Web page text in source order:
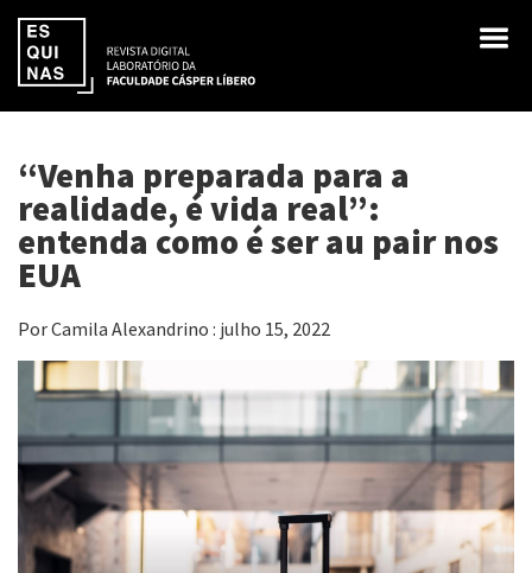
“Venha preparada para a
realidade, é vida real”:
entenda como é ser au pair nos
EUA
Por Camila Alexandrino : julho 15, 2022